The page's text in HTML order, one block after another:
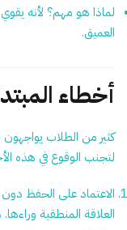
لماذا هو مهم؟ لأنه
العميق.
أخطاء
كثير من الطلاب
لتجنب الوقوع في هذه
الاعتماد على الحفظ
العلاقة المنطقية